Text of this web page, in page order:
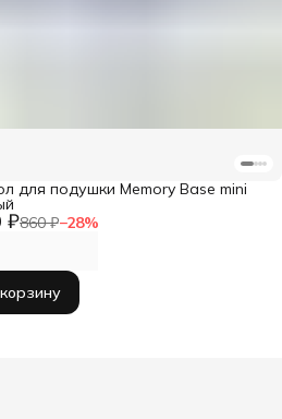
₽860 ₽−28%
для подушки Memory Base mini